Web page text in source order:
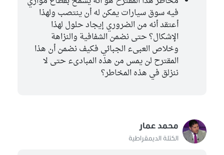
فيه سوق سيارات يمكن له أن ينتصب ولهذا
أعتقد أنه من الضروري إيجاد حلول لهذا
الإشكال؟ حتى نضمن الشفافية والنزاهة
وخلاص العبىء الجبائي فكيف نضمن أن هذا
المقترح لن يمس من هذه المبادىء حتى لا
ننزلق في هذه المخاطر؟
محمد عمار
الكتلة الديمقراطية